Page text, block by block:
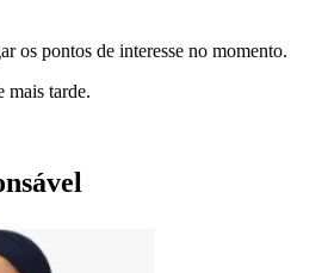
os pontos de interesse no momento.
mais tarde.